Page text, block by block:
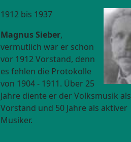
1912 bis 1937
Magnus Sieber,
vermutlich war er schon
vor 1912 Vorstand, denn
es fehlen die Protokolle
von 1904 - 1911. Über 25
Jahre diente er der Volksmusik als
Vorstand und 50 Jahre als aktiver
Musiker.